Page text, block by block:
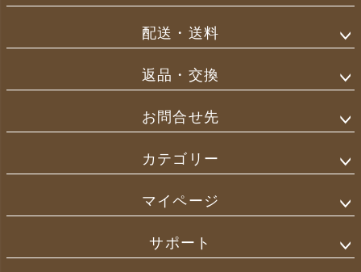
配送・送料
返品・交換
お問合せ先
カテゴリー
マイページ
サポート